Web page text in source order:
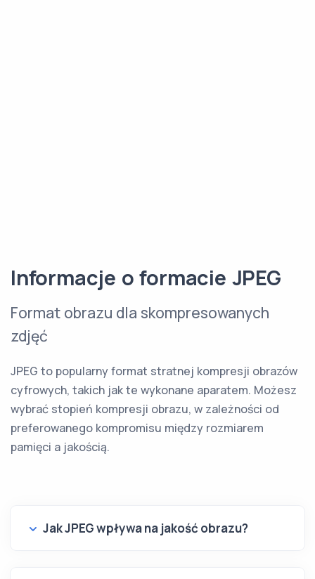
Informacje o formacie JPEG
Format obrazu dla skompresowanych
zdjęć
JPEG to popularny format stratnej kompresji obrazów
cyfrowych, takich jak te wykonane aparatem. Możesz
wybrać stopień kompresji obrazu, w zależności od
preferowanego kompromisu między rozmiarem
pamięci a jakością.
Jak JPEG wpływa na jakość obrazu?